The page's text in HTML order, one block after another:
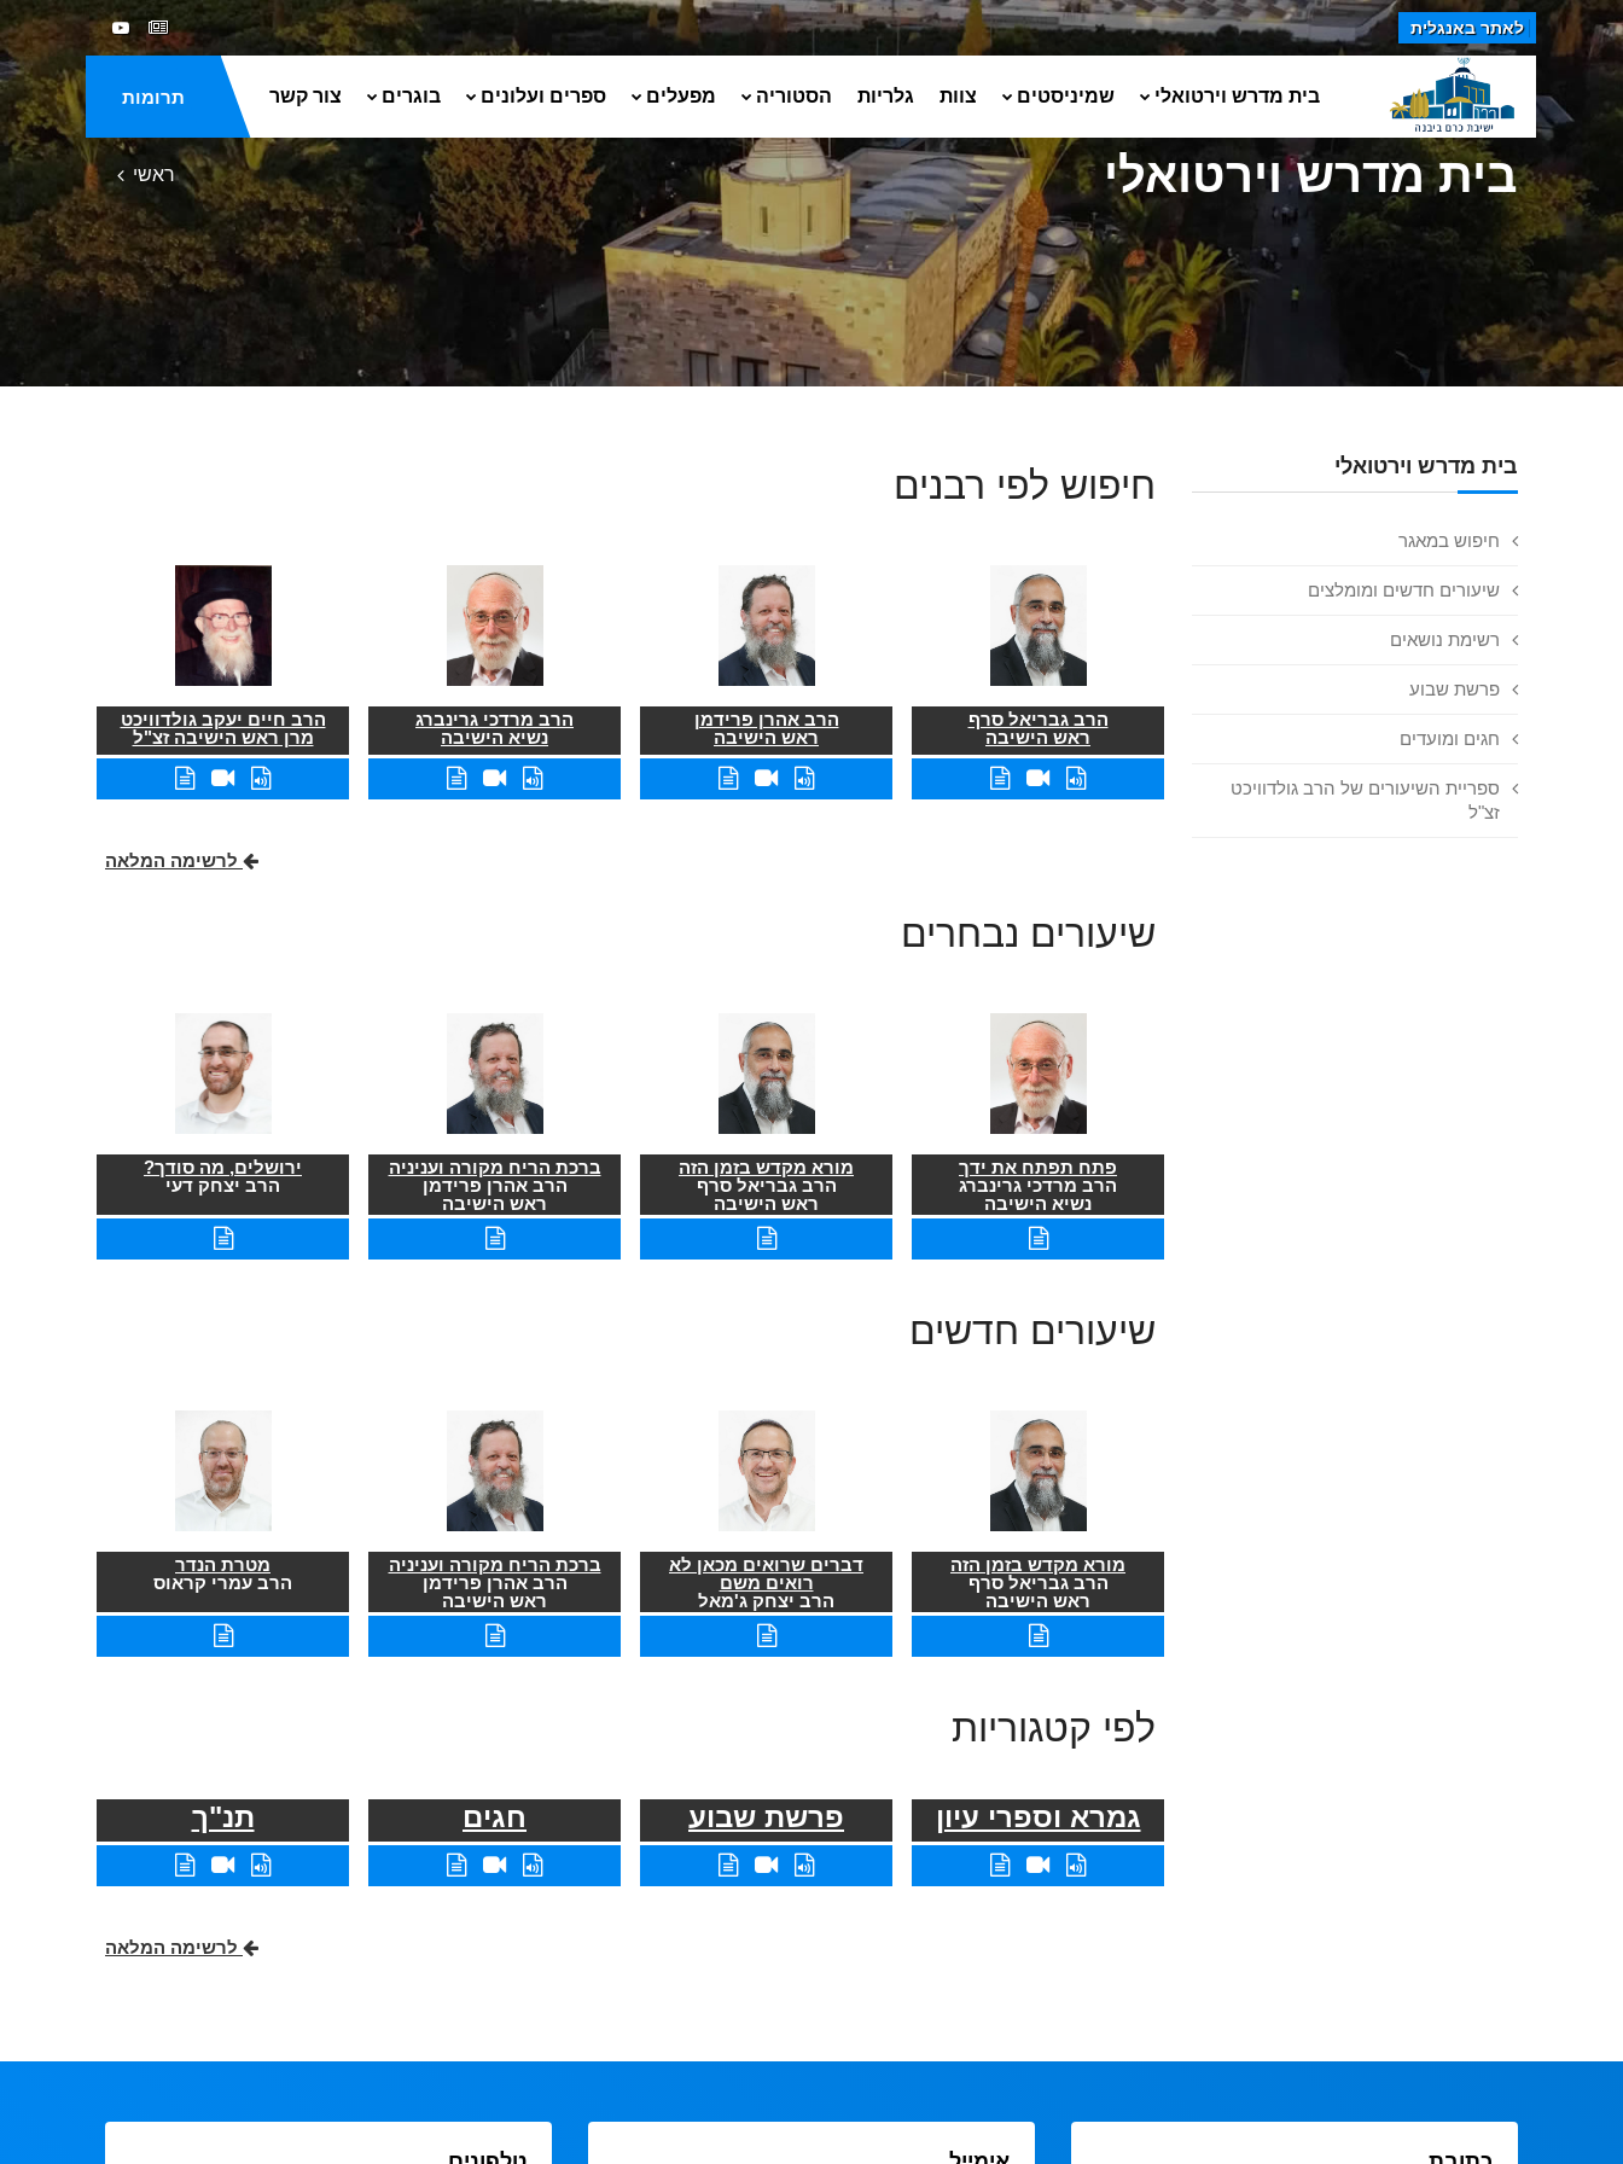
לאתר באנגלית
תרומות בית מדרש וירטואלי שמיניסטים צוות גלריות הסטוריה מפעלים ספרים ועלונים בוגרים צור קשר
בית מדרש וירטואלי ראשי
בית מדרש וירטואלי
חיפוש במאגר
שיעורים חדשים ומומלצים
רשימת נושאים
פרשת שבוע
חגים ומועדים
ספריית השיעורים של הרב גולדוויכט
זצ"ל
חיפוש לפי רבנים
הרב גבריאל סרף
ראש הישיבה
הרב אהרן פרידמן
ראש הישיבה
הרב מרדכי גרינברג
נשיא הישיבה
הרב חיים יעקב גולדוויכט
מרן ראש הישיבה זצ"ל
לרשימה המלאה
שיעורים נבחרים
פתח תפתח את ידך
הרב מרדכי גרינברג
נשיא הישיבה
מורא מקדש בזמן הזה
הרב גבריאל סרף
ראש הישיבה
ברכת הריח מקורה ועניניה
הרב אהרן פרידמן
ראש הישיבה
ירושלים, מה סודך?
הרב יצחק דעי
שיעורים חדשים
מורא מקדש בזמן הזה
הרב גבריאל סרף
ראש הישיבה
דברים שרואים מכאן לא
רואים משם
הרב יצחק ג'מאל
ברכת הריח מקורה ועניניה
הרב אהרן פרידמן
ראש הישיבה
מטרת הנדר
הרב עמרי קראוס
לפי קטגוריות
גמרא וספרי עיון פרשת שבוע חגים תנ"ך
לרשימה המלאה